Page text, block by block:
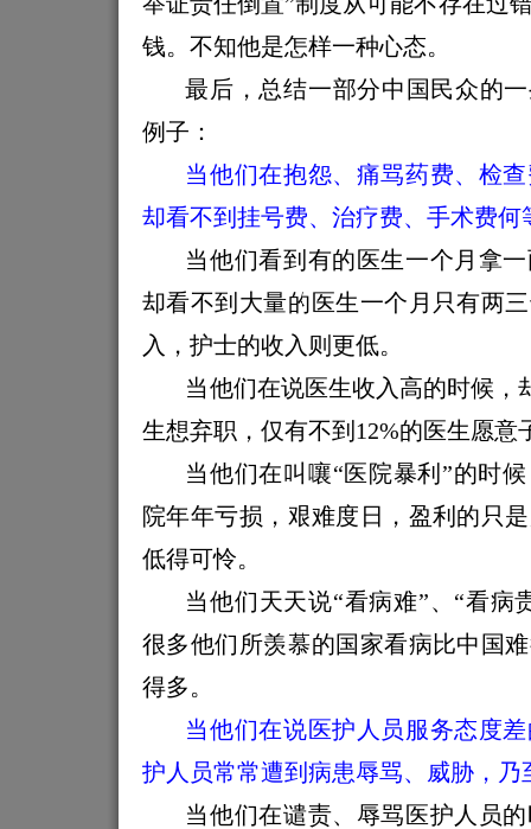
钱。不知他是怎样一种心态。
最后，总结一部分中国民众的
例子：
当他们在抱怨、痛骂药费、检
却看不到挂号费、治疗费、手术费何
当他们看到有的医生一个月拿
却看不到大量的医生一个月只有两
入，护士的收入则更低。
当他们在说医生收入高的时候，
生想弃职，仅有不到12%的医生愿意
当他们在叫嚷“医院暴利”的时
院年年亏损，艰难度日，盈利的只
低得可怜。
当他们天天说“看病难”、“看病
很多他们所羡慕的国家看病比中国
得多。
当他们在说医护人员服务态度
护人员常常遭到病患辱骂、威胁，乃
当他们在谴责、辱骂医护人员